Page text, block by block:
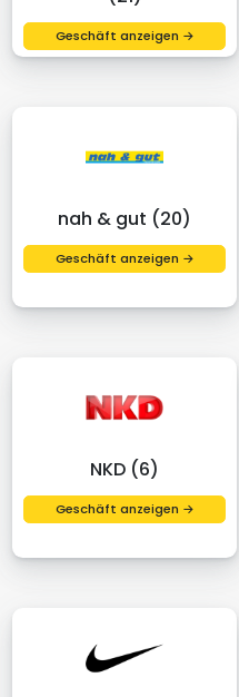
Geschäft anzeigen →
nah & gut (20)
Geschäft anzeigen →
NKD (6)
Geschäft anzeigen →